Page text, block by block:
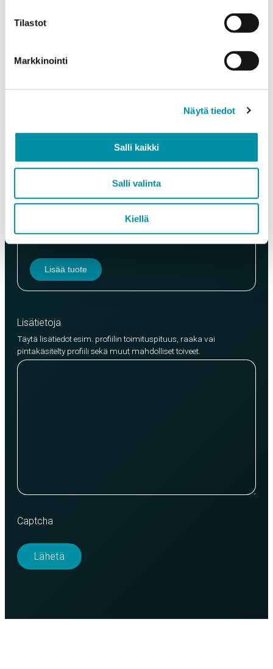
Tilastot
Markkinointi
Näytä tiedot
Salli kaikki
Salli valinta
Kiellä
Laatu
EN AW-6063 (min. 250kg)
EN AW-6082 (min. 500kg)
Lisää tuote
Lisätietoja
Täytä lisätiedot esim. profiilin toimituspituus, raaka vai
pintakäsitelty profiili sekä muut mahdolliset toiveet.
Captcha